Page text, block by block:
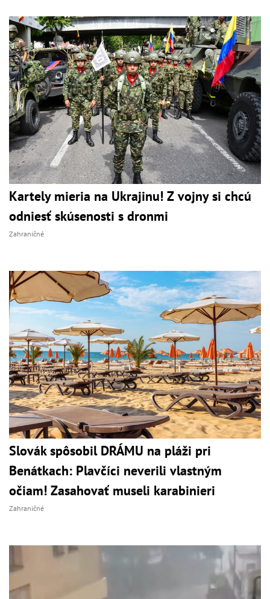
Kartely mieria na Ukrajinu! Z vojny si chcú
odniesť skúsenosti s dronmi
Zahraničné
Slovák spôsobil DRÁMU na pláži pri
Benátkach: Plavčíci neverili vlastným
očiam! Zasahovať museli karabinieri
Zahraničné